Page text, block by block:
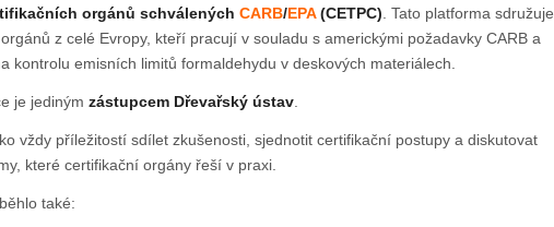
orgánů schválených CARB/EPA(CETPC). Tato platforma sdružuje
z celé Evropy, kteří pracují v souladu s americkými požadavky CARB a
kontrolu emisních limitů formaldehydu v deskových materiálech.
je jediným zástupcem Dřevařský ústav.
vždy příležitostí sdílet zkušenosti, sjednotit certifikační postupy a diskutovat
které certifikační orgány řeší v praxi.
také: